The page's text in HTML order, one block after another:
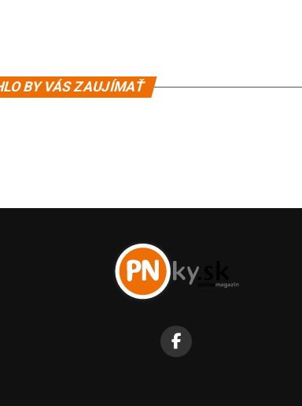
BY VÁS ZAUJÍMAŤ